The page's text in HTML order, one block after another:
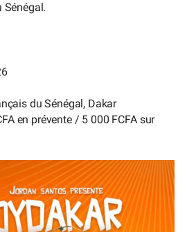
Sénégal.
du Sénégal, Dakar
en prévente / 5 000 FCFA sur